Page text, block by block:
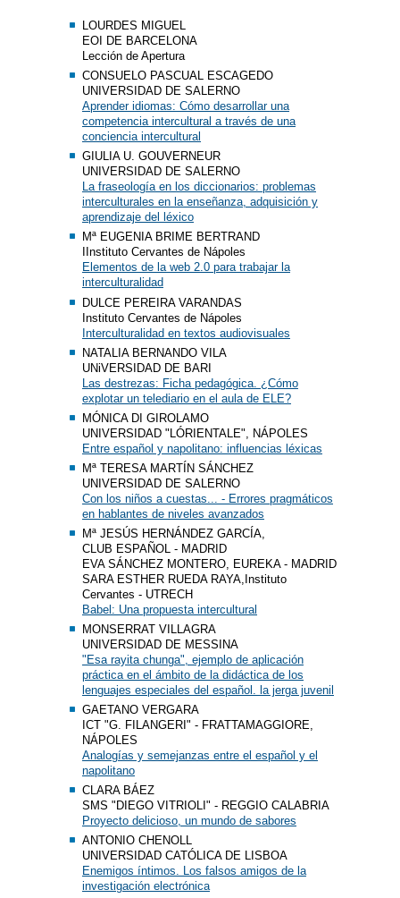
LOURDES MIGUEL
EOI DE BARCELONA
Lección de Apertura
CONSUELO PASCUAL ESCAGEDO
UNIVERSIDAD DE SALERNO
Aprender idiomas: Cómo desarrollar una
competencia intercultural a través de una
conciencia intercultural
GIULIA U. GOUVERNEUR
UNIVERSIDAD DE SALERNO
La fraseología en los diccionarios: problemas
interculturales en la enseñanza, adquisición y
aprendizaje del léxico
Mª EUGENIA BRIME BERTRAND
IInstituto Cervantes de Nápoles
Elementos de la web 2.0 para trabajar la
interculturalidad
DULCE PEREIRA VARANDAS
Instituto Cervantes de Nápoles
Interculturalidad en textos audiovisuales
NATALIA BERNANDO VILA
UNiVERSIDAD DE BARI
Las destrezas: Ficha pedagógica. ¿Cómo
explotar un telediario en el aula de ELE?
MÓNICA DI GIROLAMO
UNIVERSIDAD "LÓRIENTALE", NÁPOLES
Entre español y napolitano: influencias léxicas
Mª TERESA MARTÍN SÁNCHEZ
UNIVERSIDAD DE SALERNO
Con los niños a cuestas... - Errores pragmáticos
en hablantes de niveles avanzados
Mª JESÚS HERNÁNDEZ GARCÍA,
CLUB ESPAÑOL - MADRID
EVA SÁNCHEZ MONTERO, EUREKA - MADRID
SARA ESTHER RUEDA RAYA,Instituto
Cervantes - UTRECH
Babel: Una propuesta intercultural
MONSERRAT VILLAGRA
UNIVERSIDAD DE MESSINA
"Esa rayita chunga", ejemplo de aplicación
práctica en el ámbito de la didáctica de los
lenguajes especiales del español. la jerga juvenil
GAETANO VERGARA
ICT "G. FILANGERI" - FRATTAMAGGIORE,
NÁPOLES
Analogías y semejanzas entre el español y el
napolitano
CLARA BÁEZ
SMS "DIEGO VITRIOLI" - REGGIO CALABRIA
Proyecto delicioso, un mundo de sabores
ANTONIO CHENOLL
UNIVERSIDAD CATÓLICA DE LISBOA
Enemigos íntimos. Los falsos amigos de la
investigación electrónica